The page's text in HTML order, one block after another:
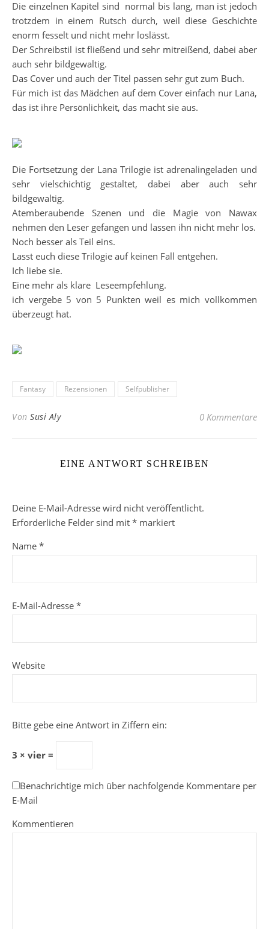
Die einzelnen Kapitel sind normal bis lang, man ist jedoch
trotzdem in einem Rutsch durch, weil diese Geschichte
enorm fesselt und nicht mehr loslässt.
Der Schreibstil ist fließend und sehr mitreißend, dabei aber
auch sehr bildgewaltig.
Das Cover und auch der Titel passen sehr gut zum Buch.
Für mich ist das Mädchen auf dem Cover einfach nur Lana,
das ist ihre Persönlichkeit, das macht sie aus.
Die Fortsetzung der Lana Trilogie ist adrenalingeladen und
sehr vielschichtig gestaltet, dabei aber auch sehr
bildgewaltig.
Atemberaubende Szenen und die Magie von Nawax
nehmen den Leser gefangen und lassen ihn nicht mehr los.
Noch besser als Teil eins.
Lasst euch diese Trilogie auf keinen Fall entgehen.
Ich liebe sie.
Eine mehr als klare Leseempfehlung.
ich vergebe 5 von 5 Punkten weil es mich vollkommen
überzeugt hat.
Fantasy Rezensionen Selfpublisher
Von Susi Aly 0 Kommentare
EINE ANTWORT SCHREIBEN
Deine E-Mail-Adresse wird nicht veröffentlicht.
Erforderliche Felder sind mit * markiert
Name *
E-Mail-Adresse *
Website
Bitte gebe eine Antwort in Ziffern ein:
3 × vier =
Benachrichtige mich über nachfolgende Kommentare per
E-Mail
Kommentieren